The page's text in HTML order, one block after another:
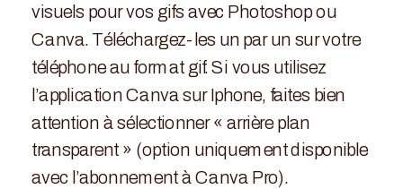
visuels pour vos gifs avec Photoshop ou
Canva. Téléchargez-les un par un sur votre
téléphone au format gif. Si vous utilisez
l’application Canva sur Iphone, faites bien
attention à sélectionner « arrière plan
transparent » (option uniquement disponible
avec l’abonnement à Canva Pro).